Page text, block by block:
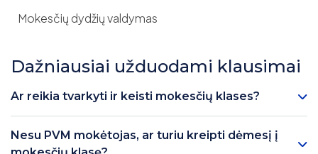
Mokesčių dydžių valdymas
Dažniausiai užduodami klausimai
Ar reikia tvarkyti ir keisti mokesčių klases?
Nesu PVM mokėtojas, ar turiu kreipti dėmesį į